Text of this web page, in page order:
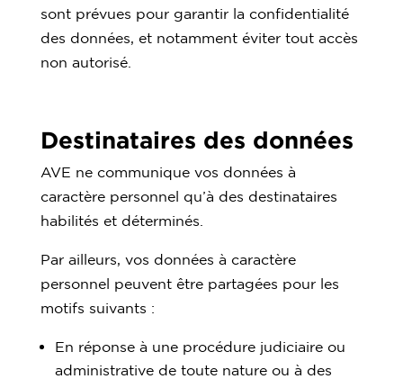
sont prévues pour garantir la confidentialité
des données, et notamment éviter tout accès
non autorisé.
Destinataires des données
AVE ne communique vos données à
caractère personnel qu’à des destinataires
habilités et déterminés.
Par ailleurs, vos données à caractère
personnel peuvent être partagées pour les
motifs suivants :
En réponse à une procédure judiciaire ou
administrative de toute nature ou à des